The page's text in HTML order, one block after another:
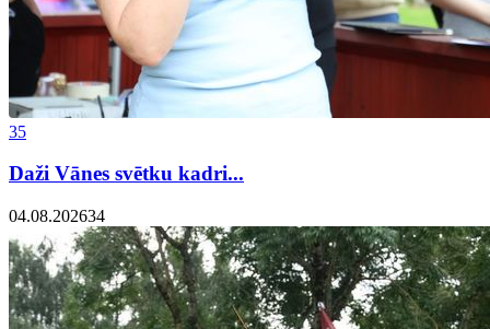
35
Daži Vānes svētku kadri...
04.08.202634